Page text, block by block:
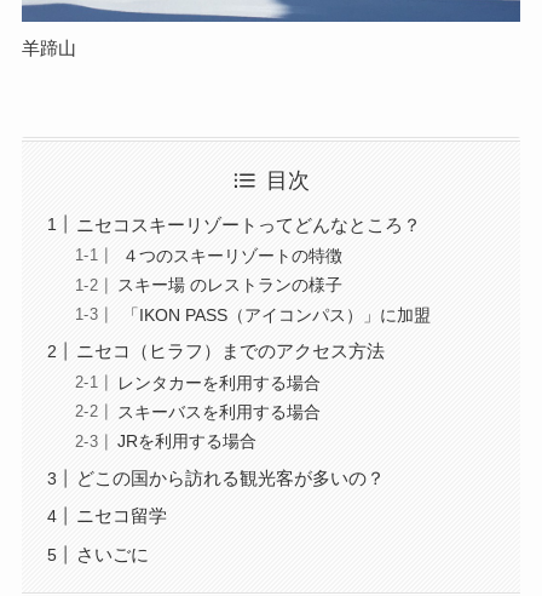
羊蹄山
目次
ニセコスキーリゾートってどんなところ？
４つのスキーリゾートの特徴
スキー場 のレストランの様子
「IKON PASS（アイコンパス）」に加盟
ニセコ（ヒラフ）までのアクセス方法
レンタカーを利用する場合
スキーバスを利用する場合
JRを利用する場合
どこの国から訪れる観光客が多いの？
ニセコ留学
さいごに